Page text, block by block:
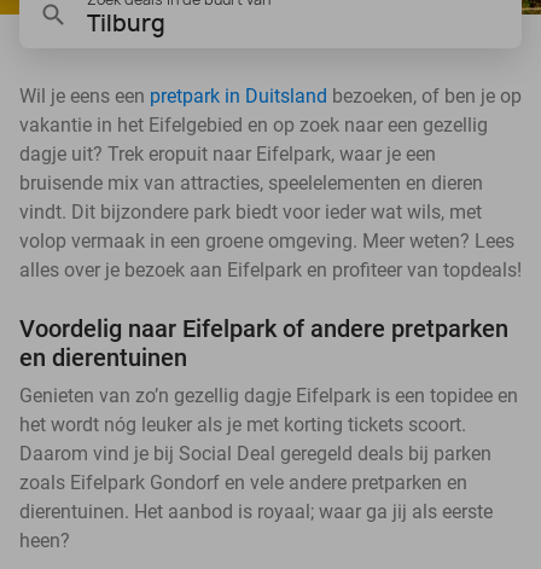
Tilburg
Wil je eens een pretpark in Duitsland bezoeken, of ben je op
vakantie in het Eifelgebied en op zoek naar een gezellig
dagje uit? Trek eropuit naar Eifelpark, waar je een
bruisende mix van attracties, speelelementen en dieren
vindt. Dit bijzondere park biedt voor ieder wat wils, met
volop vermaak in een groene omgeving. Meer weten? Lees
alles over je bezoek aan Eifelpark en profiteer van topdeals!
Voordelig naar Eifelpark of andere pretparken
en dierentuinen
Genieten van zo’n gezellig dagje Eifelpark is een topidee en
het wordt nóg leuker als je met korting tickets scoort.
Daarom vind je bij Social Deal geregeld deals bij parken
zoals Eifelpark Gondorf en vele andere pretparken en
dierentuinen. Het aanbod is royaal; waar ga jij als eerste
heen?